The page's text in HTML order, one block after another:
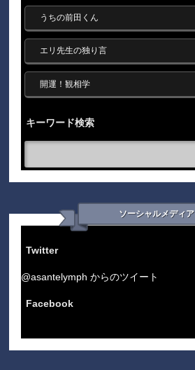
うちの前田くん
エリ先生の独り言
開運！観相学
キーワード検索
ソーシャルメディア
Twitter
@asantelymph からのツイート
Facebook